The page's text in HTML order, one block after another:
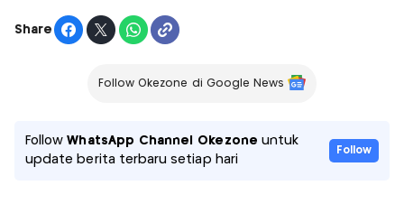
Share
Follow Okezone di Google News
FollowWhatsApp Channel Okezone untuk
update berita terbaru setiap hari
Follow